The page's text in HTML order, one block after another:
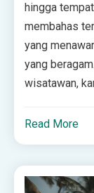
hingga
membahas
yang
yang
wisatawan,
Read More